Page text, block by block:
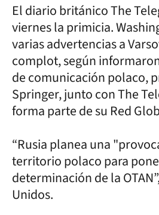
El diario británico The
viernes la primicia.
varias advertencias a
complot, según
de comunicación polaco,
Springer, junto con The
forma parte de su Red
“Rusia planea una
territorio polaco para
determinación de la
Unidos.